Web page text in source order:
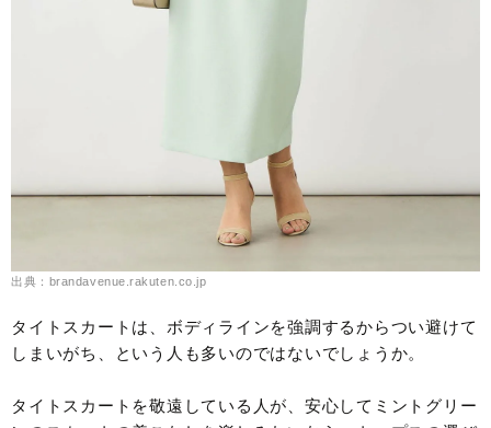
出典：brandavenue.rakuten.co.jp
タイトスカートは、ボディラインを強調するからつい避けて
しまいがち、という人も多いのではないでしょうか。
タイトスカートを敬遠している人が、安心してミントグリー